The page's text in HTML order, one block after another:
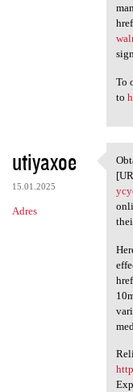
To
to
utiyaxoe
15.01.2025
Adres